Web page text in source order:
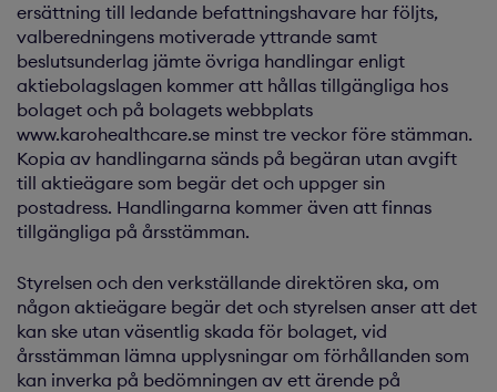
ersättning till ledande befattningshavare har följts,
valberedningens motiverade yttrande samt
beslutsunderlag jämte övriga handlingar enligt
aktiebolagslagen kommer att hållas tillgängliga hos
bolaget och på bolagets webbplats
www.karohealthcare.se minst tre veckor före stämman.
Kopia av handlingarna sänds på begäran utan avgift
till aktieägare som begär det och uppger sin
postadress. Handlingarna kommer även att finnas
tillgängliga på årsstämman.
Styrelsen och den verkställande direktören ska, om
någon aktieägare begär det och styrelsen anser att det
kan ske utan väsentlig skada för bolaget, vid
årsstämman lämna upplysningar om förhållanden som
kan inverka på bedömningen av ett ärende på